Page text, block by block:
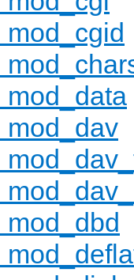
mod_cgid
mod_data
mod_dav
mod_dbd